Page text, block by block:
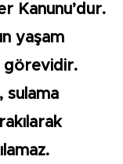
Kanunu’dur.
yaşam
görevidir.
sulama